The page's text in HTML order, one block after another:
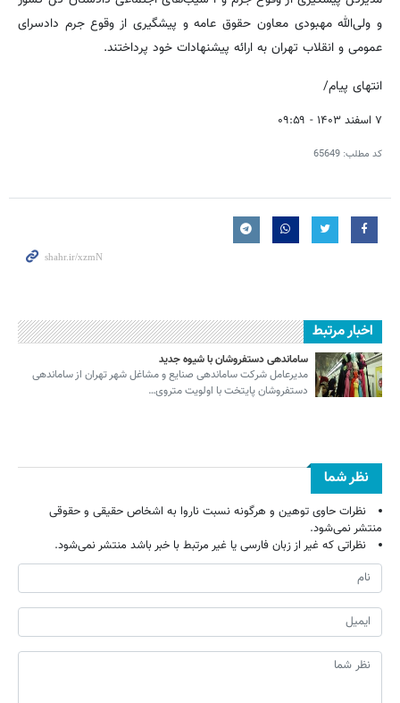
و ولی‌الله مهبودی معاون حقوق عامه و پیشگیری از وقوع جرم دادسرای
عمومی و انقلاب تهران به ارائه‌ پیشنهادات خود پرداختند.
انتهای پیام/
۷ اسفند ۱۴۰۳ - ۰۹:۵۹
کد مطلب: 65649
اخبار مرتبط
ساماندهی دستفروشان با شیوه جدید
مدیرعامل شرکت ساماندهی صنایع و مشاغل شهر تهران از ساماندهی
دستفروشان پایتخت با اولویت متروی…
نظر شما
نظرات حاوی توهین و هرگونه نسبت ناروا به اشخاص حقیقی و حقوقی
منتشر نمی‌شود.
نظراتی که غیر از زبان فارسی یا غیر مرتبط با خبر باشد منتشر نمی‌شود.